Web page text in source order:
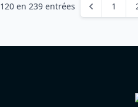
120 en 239 entrées 1